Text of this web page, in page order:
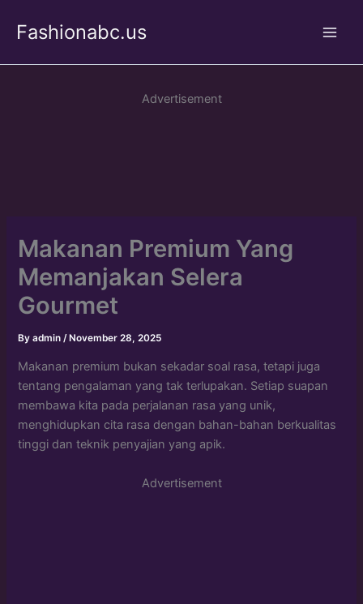
Fashionabc.us
Advertisement
Makanan Premium Yang
Memanjakan Selera
Gourmet
Byadmin /November 28, 2025
Makanan premium bukan sekadar soal rasa, tetapi juga
tentang pengalaman yang tak terlupakan. Setiap suapan
membawa kita pada perjalanan rasa yang unik,
menghidupkan cita rasa dengan bahan-bahan berkualitas
tinggi dan teknik penyajian yang apik.
Advertisement